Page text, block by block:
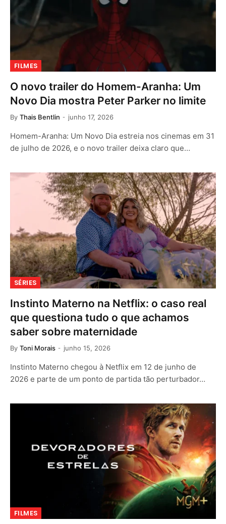
FILMES
O novo trailer do Homem-Aranha: Um
Novo Dia mostra Peter Parker no limite
By Thais Bentlin junho 17, 2026
Homem-Aranha: Um Novo Dia estreia nos cinemas em 31
de julho de 2026, e o novo trailer deixa claro que…
SÉRIES
Instinto Materno na Netflix: o caso real
que questiona tudo o que achamos
saber sobre maternidade
By Toni Morais junho 15, 2026
Instinto Materno chegou à Netflix em 12 de junho de
2026 e parte de um ponto de partida tão perturbador…
FILMES